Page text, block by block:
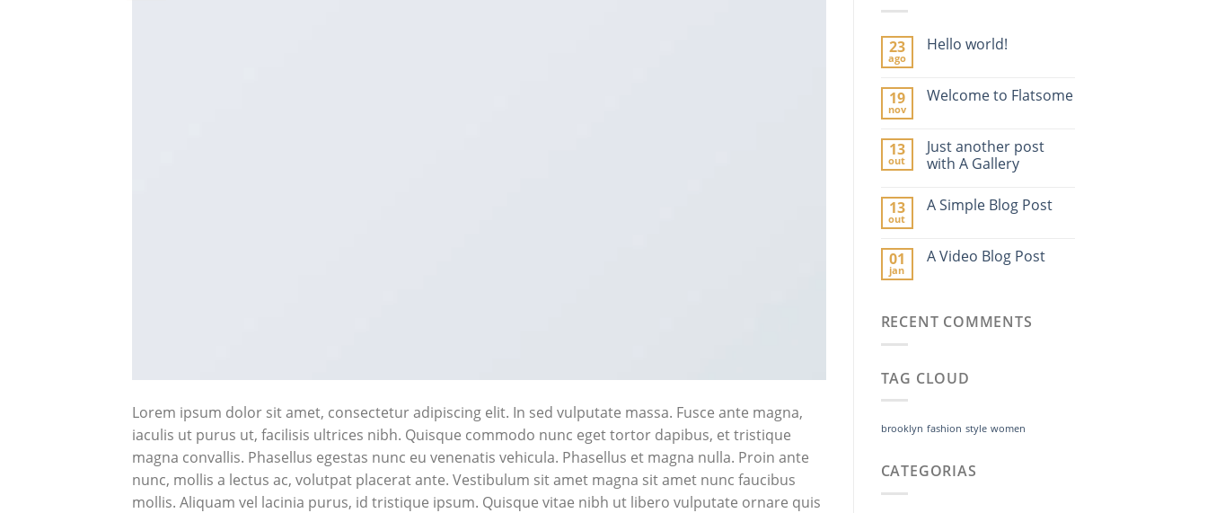
Lorem ipsum dolor sit amet, consectetur adipiscing elit. In sed vulputate massa. Fusce ante magna,
iaculis ut purus ut, facilisis ultrices nibh. Quisque commodo nunc eget tortor dapibus, et tristique
magna convallis. Phasellus egestas nunc eu venenatis vehicula. Phasellus et magna nulla. Proin ante
nunc, mollis a lectus ac, volutpat placerat ante. Vestibulum sit amet magna sit amet nunc faucibus
mollis. Aliquam vel lacinia purus, id tristique ipsum. Quisque vitae nibh ut libero vulputate ornare quis
23
ago
Hello world!
19
nov
Welcome to Flatsome
13
out
Just another post
with A Gallery
13
out
A Simple Blog Post
01
jan
A Video Blog Post
RECENT COMMENTS
TAG CLOUD
brooklyn fashion style women
CATEGORIAS